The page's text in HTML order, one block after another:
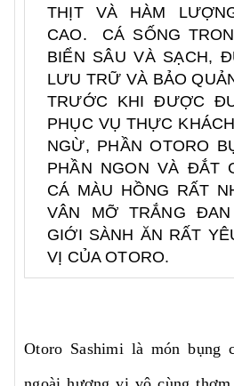
THỊT VÀ HÀM
CAO. CÁ SỐNG
BIỂN SÂU VÀ SẠCH,
LƯU TRỮ VÀ BẢO
TRƯỚC KHI ĐƯỢC
PHỤC VỤ THỰC
NGỪ, PHẦN OTORO
PHẦN NGON VÀ ĐẮT
CÁ MÀU HỒNG RẤT
VÂN MỠ TRẮNG
GIỚI SÀNH ĂN RẤT
VỊ CỦA OTORO.
Otoro Sashimi là món bụng